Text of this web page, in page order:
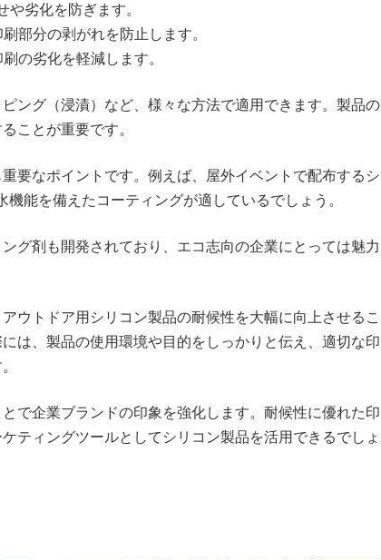
劣化を防ぎます。
部分の剥がれを防止します。
の劣化を軽減します。
ング（浸漬）など、様々な方法で適用できます。製品の
ことが重要です。
要なポイントです。例えば、屋外イベントで配布するシ
能を備えたコーティングが適しているでしょう。
グ剤も開発されており、エコ志向の企業にとっては魅力
ウトドア用シリコン製品の耐候性を大幅に向上させるこ
は、製品の使用環境や目的をしっかりと伝え、適切な印
で企業ブランドの印象を強化します。耐候性に優れた印
ティングツールとしてシリコン製品を活用できるでしょ